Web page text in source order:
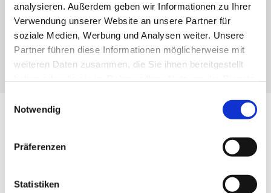
analysieren. Außerdem geben wir Informationen zu Ihrer
Verwendung unserer Website an unsere Partner für
soziale Medien, Werbung und Analysen weiter. Unsere
Partner führen diese Informationen möglicherweise mit
weiteren Daten zusammen, die Sie ihnen bereitgestellt
Notwendig
Präferenzen
Statistiken
20:00 Uhr
Gemeindesaal, Kirchberg 25, 35708
Haiger-Sechshelden